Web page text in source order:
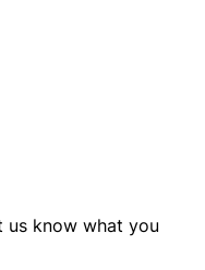
us know what you